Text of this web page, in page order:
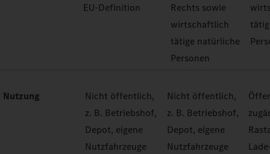
EU-Definition
Rechts sowie
wirtschaftlich
tätige natürliche
Personen
Nutzung
Nicht öffentlich,
z. B. Betriebshof,
Depot, eigene
Nutzfahrzeuge
Nicht öffentlich,
z. B. Betriebshof,
Depot, eigene
Nutzfahrzeuge